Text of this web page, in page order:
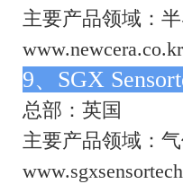
主要产品领域：
www.newcera.co.kr
9、SGX
总部：英国
主要产品领域：